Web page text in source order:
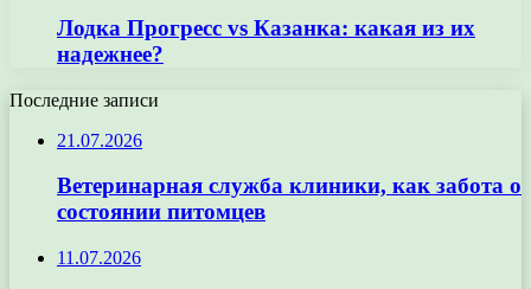
Лодка Прогресс vs Казанка: какая из их
надежнее?
Последние записи
21.07.2026
Ветеринарная служба клиники, как забота о
состоянии питомцев
11.07.2026